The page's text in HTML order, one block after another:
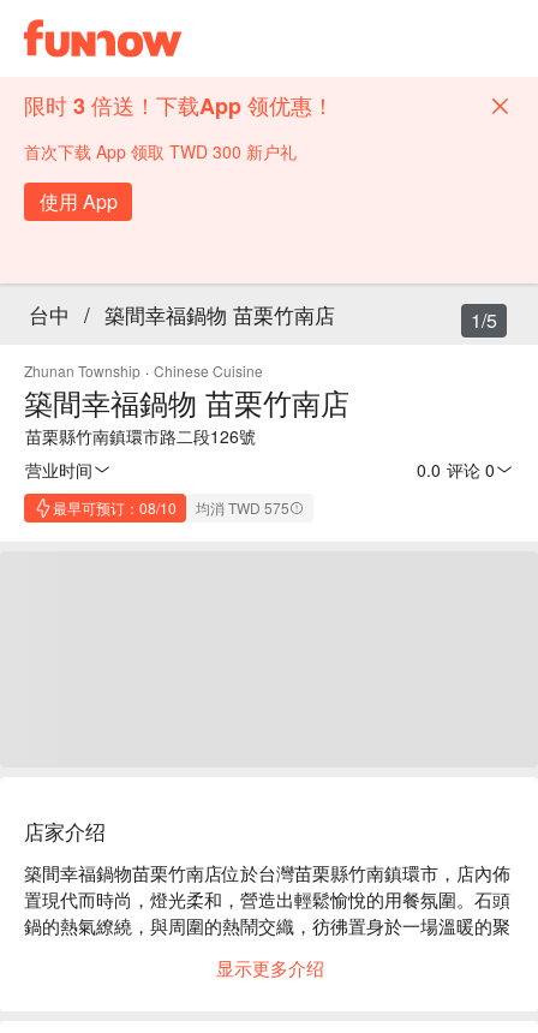
限时 3 倍送！下载App 领优惠！
首次下载 App 领取 TWD 300 新户礼
使用 App
台中 / 築間幸福鍋物 苗栗竹南店
Zhunan Township · Chinese Cuisine
築間幸福鍋物 苗栗竹南店
苗栗縣竹南鎮環市路二段126號
营业时间
0.0 评论 0
最早可预订：08/10 均消 TWD 575
1/5
店家介绍
築間幸福鍋物苗栗竹南店位於台灣苗栗縣竹南鎮環市，店內佈
置現代而時尚，燈光柔和，營造出輕鬆愉悅的用餐氛圍。石頭
鍋的熱氣繚繞，與周圍的熱鬧交織，彷彿置身於一場溫暖的聚
显示更多介绍